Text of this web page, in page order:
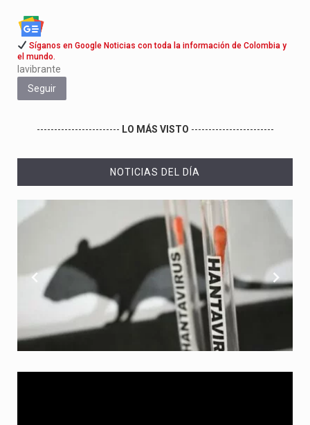
Síganos en Google Noticias con toda la información de Colombia y
el mundo.
lavibrante
Seguir
------------------------ LO MÁS VISTO ------------------------
NOTICIAS DEL DÍA